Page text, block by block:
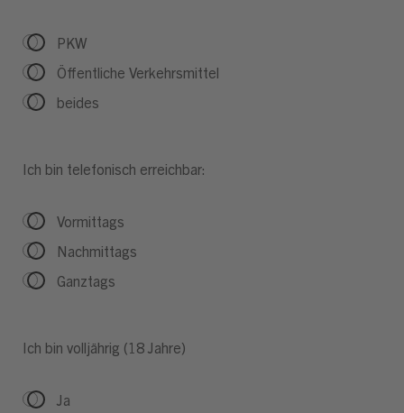
PKW
Öffentliche Verkehrsmittel
beides
Ich bin telefonisch erreichbar:
Vormittags
Nachmittags
Ganztags
Ich bin volljährig (18 Jahre)
Ja